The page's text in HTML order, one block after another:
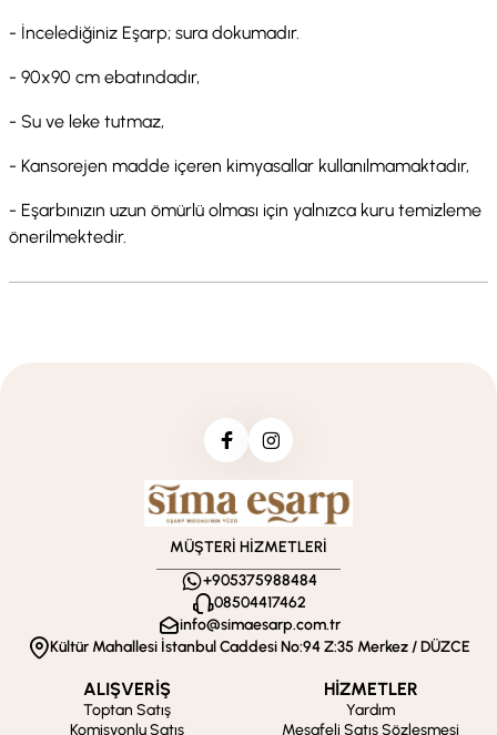
- İncelediğiniz Eşarp; sura dokumadır.
- 90x90 cm ebatındadır,
- Su ve leke tutmaz,
- Kansorejen madde içeren kimyasallar kullanılmamaktadır,
- Eşarbınızın uzun ömürlü olması için yalnızca kuru temizleme
önerilmektedir.
MÜŞTERİ HİZMETLERİ
+905375988484
08504417462
info@simaesarp.com.tr
Kültür Mahallesi İstanbul Caddesi No:94 Z:35 Merkez / DÜZCE
ALIŞVERİŞ
Toptan Satış
Komisyonlu Satış
HİZMETLER
Yardım
Mesafeli Satış Sözleşmesi